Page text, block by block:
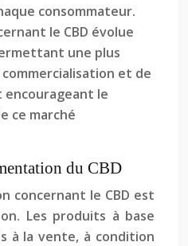
consommateur.
le CBD évolue
une plus
et de
encourageant le
ce marché
du CBD
concernant le CBD est
Les produits à base
à la vente, à condition